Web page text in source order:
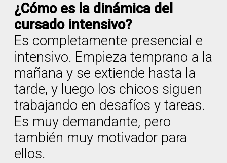
¿Cómo es la dinámica del
cursado intensivo?
Es completamente presencial e
intensivo. Empieza temprano a la
mañana y se extiende hasta la
tarde, y luego los chicos siguen
trabajando en desafíos y tareas.
Es muy demandante, pero
también muy motivador para
ellos.